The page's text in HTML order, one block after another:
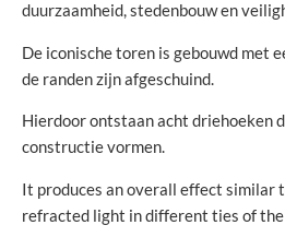
duurzaamheid, stedenbouw en
De iconische toren is gebouwd met
de randen zijn afgeschuind.
Hierdoor ontstaan acht driehoeken
constructie vormen.
It produces an overall effect similar
refracted light in different ties of the